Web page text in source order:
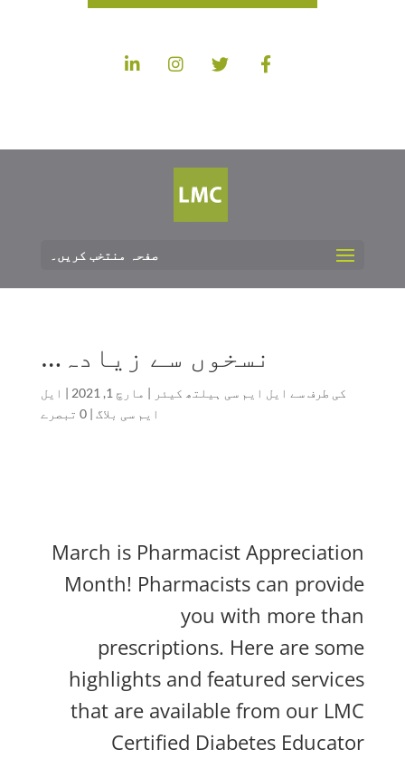
صفحہ منتخب کریں۔
نسخوں سے زیادہ…
کی طرف سے ایل ایم سی ہیلتھ کیئر | مارچ 1, 2021 | ایل
ایم سی بلاگ |0 تبصرے
March is Pharmacist Appreciation
Month! Pharmacists can provide
you with more than
prescriptions. Here are some
highlights and featured services
that are available from our LMC
Certified Diabetes Educator